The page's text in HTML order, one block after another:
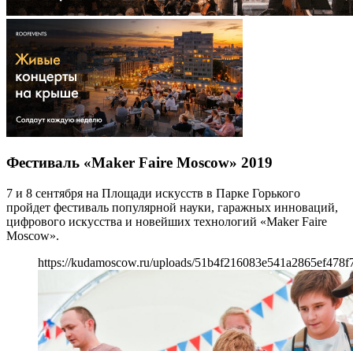
Фестиваль «Maker Faire Moscow» 2019
7 и 8 сентября на Площади искусств в Парке Горького
пройдет фестиваль популярной науки, гаражных инноваций,
цифрового искусства и новейших технологий «Maker Faire
Moscow».
https://kudamoscow.ru/uploads/